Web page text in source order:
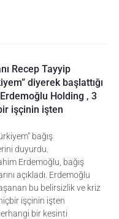
Recep Tayyip
diyerek başlattığı
Holding , 3
işçinin işten
bağış
duyurdu.
Erdemoğlu, bağış
açıkladı. Erdemoğlu
bu belirsizlik ve kriz
işçinin işten
bir kesinti